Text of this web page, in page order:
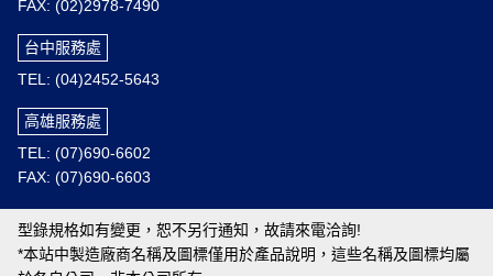
FAX: (02)2978-7490
台中服務處
TEL: (04)2452-5643
高雄服務處
TEL: (07)690-6602
FAX: (07)690-6603
型錄規格如有變更，恕不另行通知，故請來電洽詢!
*本站中製造廠商名稱及圖標僅用於產品說明，這些名稱及圖標均屬